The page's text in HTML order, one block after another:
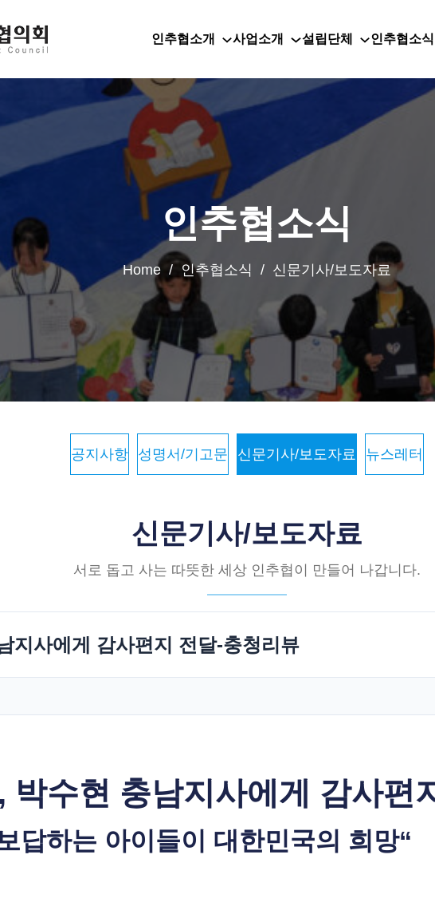
인추협소개 사업소개 설립단체 인추협소식
인추협소식
Home / 인추협소식 / 신문기사/보도자료
공지사항 성명서/기고문 신문기사/보도자료 뉴스레터
신문기사/보도자료
서로 돕고 사는 따뜻한 세상 인추협이 만들어 나갑니다.
지사에게 감사편지 전달-충청리뷰
박수현 충남지사에게 감사편
답하는 아이들이 대한민국의 희망“